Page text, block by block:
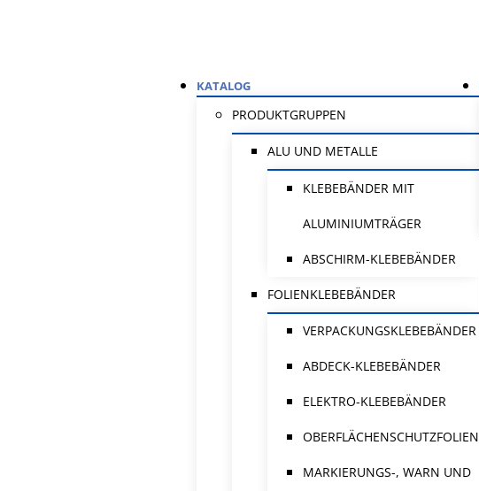
KATALOG
PRODUKTGRUPPEN
ALU UND METALLE
KLEBEBÄNDER MIT
ALUMINIUMTRÄGER
ABSCHIRM-KLEBEBÄNDER
FOLIENKLEBEBÄNDER
VERPACKUNGSKLEBEBÄNDER
ABDECK-KLEBEBÄNDER
ELEKTRO-KLEBEBÄNDER
OBERFLÄCHENSCHUTZFOLIEN
MARKIERUNGS-, WARN UND